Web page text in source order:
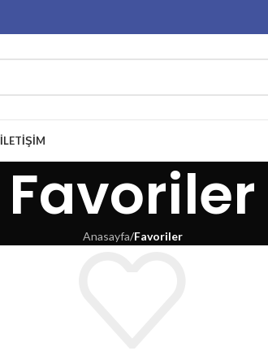
İLETIŞIM
Favoriler
Anasayfa/Favoriler